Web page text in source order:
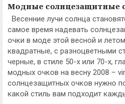
Модные солнцезащитные
Весенние лучи солнца
самое время надевать
очки в моде этой весной и
квадратные, с разноцветными
черные, в стиле 50-х или 70-х,
модных очков на весну 2008 –
солнцезащитных очков нужно
какой стиль вам подходит